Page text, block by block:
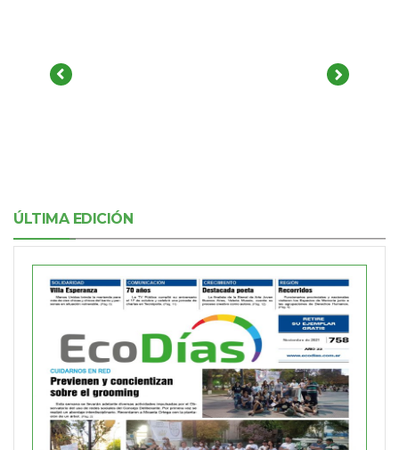
ÚLTIMA EDICIÓN